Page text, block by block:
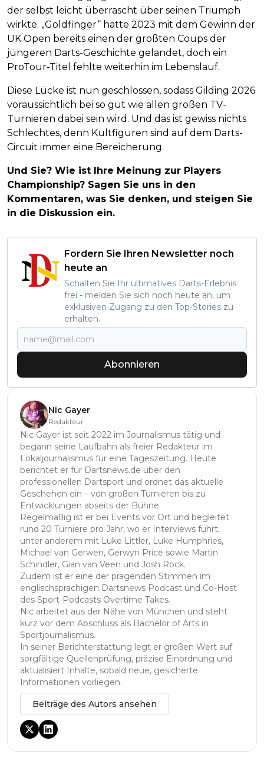
der selbst leicht überrascht über seinen Triumph
wirkte. „Goldfinger“ hatte 2023 mit dem Gewinn der
UK Open bereits einen der größten Coups der
jüngeren Darts-Geschichte gelandet, doch ein
ProTour-Titel fehlte weiterhin im Lebenslauf.
Diese Lücke ist nun geschlossen, sodass Gilding 2026
voraussichtlich bei so gut wie allen großen TV-
Turnieren dabei sein wird. Und das ist gewiss nichts
Schlechtes, denn Kultfiguren sind auf dem Darts-
Circuit immer eine Bereicherung.
Und Sie? Wie ist Ihre Meinung zur Players
Championship? Sagen Sie uns in den
Kommentaren, was Sie denken, und steigen Sie
in die Diskussion ein.
Fordern Sie Ihren Newsletter noch
heute an
Schalten Sie Ihr ultimatives Darts-Erlebnis
frei - melden Sie sich noch heute an, um
exklusiven Zugang zu den Top-Stories zu
erhalten.
Abonnieren
Nic Gayer
Redakteur
Nic Gayer ist seit 2022 im Journalismus tätig und
begann seine Laufbahn als freier Redakteur im
Lokaljournalismus für eine Tageszeitung. Heute
berichtet er für Dartsnews.de über den
professionellen Dartsport und ordnet das aktuelle
Geschehen ein – von großen Turnieren bis zu
Entwicklungen abseits der Bühne.
Regelmäßig ist er bei Events vor Ort und begleitet
rund 20 Turniere pro Jahr, wo er Interviews führt,
unter anderem mit Luke Littler, Luke Humphries,
Michael van Gerwen, Gerwyn Price sowie Martin
Schindler, Gian van Veen und Josh Rock.
Zudem ist er eine der prägenden Stimmen im
englischsprachigen Dartsnews Podcast und Co-Host
des Sport-Podcasts Overtime Takes.
Nic arbeitet aus der Nähe von München und steht
kurz vor dem Abschluss als Bachelor of Arts in
Sportjournalismus.
In seiner Berichterstattung legt er großen Wert auf
sorgfältige Quellenprüfung, präzise Einordnung und
aktualisiert Inhalte, sobald neue, gesicherte
Informationen vorliegen.
Beiträge des Autors ansehen